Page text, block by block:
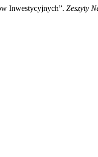
Inwestycyjnych”. Zeszyty